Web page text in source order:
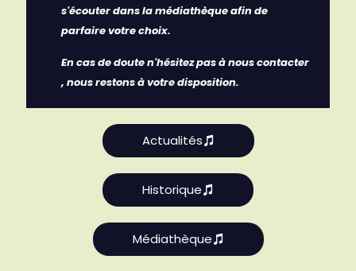
s'écouter dans la médiathèque afin de
parfaire votre choix.
En cas de doute n'hésitez pas à nous contacter
, nous restons à votre disposition.
Actualités
Historique
Médiathèque